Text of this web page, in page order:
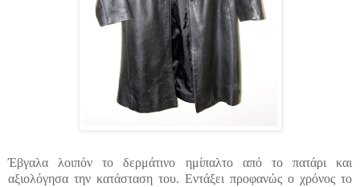
Έβγαλα λοιπόν το δερμάτινο ημίπαλτο από το πατάρι και
αξιολόγησα την κατάσταση του. Εντάξει προφανώς ο χρόνος το